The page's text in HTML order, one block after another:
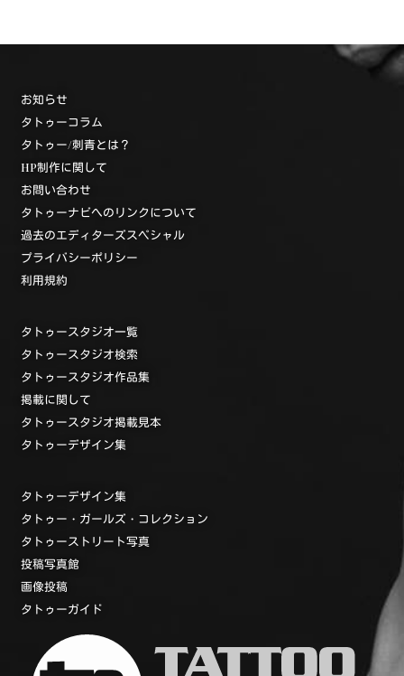
お知らせ
タトゥーコラム
タトゥー/刺青とは？
HP制作に関して
お問い合わせ
タトゥーナビへのリンクについて
過去のエディターズスペシャル
プライバシーポリシー
利用規約
タトゥースタジオ一覧
タトゥースタジオ検索
タトゥースタジオ作品集
掲載に関して
タトゥースタジオ掲載見本
タトゥーデザイン集
タトゥーデザイン集
タトゥー・ガールズ・コレクション
タトゥーストリート写真
投稿写真館
画像投稿
タトゥーガイド